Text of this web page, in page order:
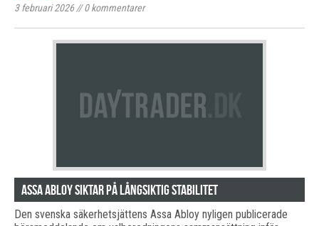
3 februari 2026//0kommentarer
Assa Abloy siktar på långsiktig stabilitet
Den svenska säkerhetsjättens Assa Abloy nyligen publicerade